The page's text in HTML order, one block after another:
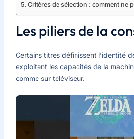
Critères de sélection : comment ne
Les piliers de la
Certains titres définissent l’identité
exploitent les capacités de la
comme sur téléviseur.